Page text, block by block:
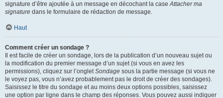
signature d’être ajoutée à un message en décochant la caseAttacher ma
signature dans le formulaire de rédaction de message.
Haut
Comment créer un sondage ?
Il est facile de créer un sondage, lors de la publication d’un nouveau sujet ou
la modification du premier message d’un sujet (si vous en avez les
permissions), cliquez sur l’ongletSondage sous la partie message (si vous ne
le voyez pas, vous n’avez probablement pas le droit de créer des sondages).
Saisissez le titre du sondage et au moins deux options possibles, saisissez
une option par ligne dans le champ des réponses. Vous pouvez aussi indiquer